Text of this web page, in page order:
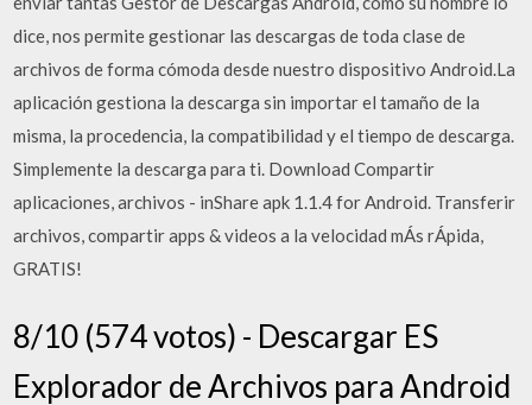
dice, nos permite gestionar las descargas de toda clase de
archivos de forma cómoda desde nuestro dispositivo Android.La
aplicación gestiona la descarga sin importar el tamaño de la
misma, la procedencia, la compatibilidad y el tiempo de descarga.
Simplemente la descarga para ti. Download Compartir
aplicaciones, archivos - inShare apk 1.1.4 for Android. Transferir
archivos, compartir apps & videos a la velocidad mÁs rÁpida,
GRATIS!
8/10 (574 votos) - Descargar ES
Explorador de Archivos para Android